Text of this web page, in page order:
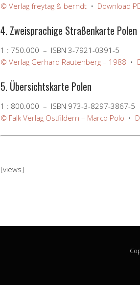
© Verlag freytag & berndt • Download
4. Zweisprachige Straßenkarte Polen
1 : 750.000 – ISBN 3-7921-0391-5
© Verlag Gerhard Rautenberg – 1988 •
5. Übersichtskarte Polen
1 : 800.000 – ISBN 973-3-8297-3867-5
© Falk Verlag Ostfildern – Marco Polo •
[views]